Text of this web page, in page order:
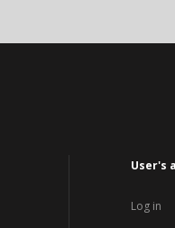
User's
Log in